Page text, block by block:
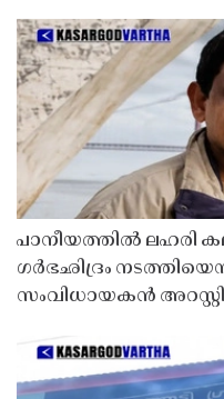
പാനീയത്തിൽ ലഹരി
ഗർഭഛിദ്രം
സംവിധായകൻ